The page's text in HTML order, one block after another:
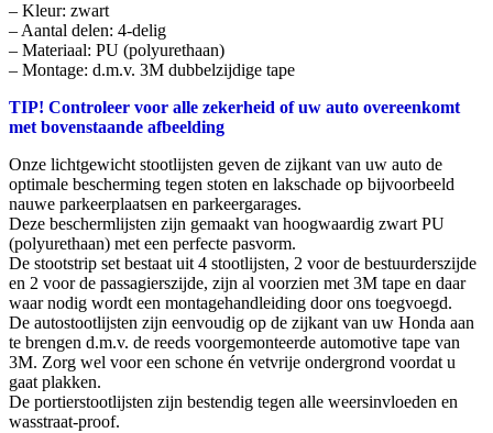
– Kleur: zwart
– Aantal delen: 4-delig
– Materiaal: PU (polyurethaan)
– Montage: d.m.v. 3M dubbelzijdige tape
TIP! Controleer voor alle zekerheid of uw auto overeenkomt
met bovenstaande afbeelding
Onze lichtgewicht stootlijsten geven de zijkant van uw auto de
optimale bescherming tegen stoten en lakschade op bijvoorbeeld
nauwe parkeerplaatsen en parkeergarages.
Deze beschermlijsten zijn gemaakt van hoogwaardig zwart PU
(polyurethaan) met een perfecte pasvorm.
De stootstrip set bestaat uit 4 stootlijsten, 2 voor de bestuurderszijde
en 2 voor de passagierszijde, zijn al voorzien met 3M tape en daar
waar nodig wordt een montagehandleiding door ons toegvoegd.
De autostootlijsten zijn eenvoudig op de zijkant van uw Honda aan
te brengen d.m.v. de reeds voorgemonteerde automotive tape van
3M. Zorg wel voor een schone én vetvrije ondergrond voordat u
gaat plakken.
De portierstootlijsten zijn bestendig tegen alle weersinvloeden en
wasstraat-proof.